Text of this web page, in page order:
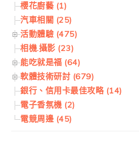
櫻花廚藝 (1)
汽車相關 (25)
活動體驗 (475)
相機.攝影 (23)
能吃就是福 (64)
軟體技術研討 (679)
銀行、信用卡最佳攻略 (14)
電子香氛機 (2)
電競周邊 (45)